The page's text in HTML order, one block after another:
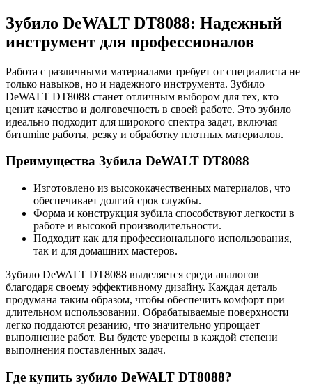
Зубило DeWALT DT8088: Надежный
инструмент для профессионалов
Работа с различными материалами требует от специалиста не
только навыков, но и надежного инструмента. Зубило
DeWALT DT8088 станет отличным выбором для тех, кто
ценит качество и долговечность в своей работе. Это зубило
идеально подходит для широкого спектра задач, включая
битumine работы, резку и обработку плотных материалов.
Преимущества Зубила DeWALT DT8088
Изготовлено из высококачественных материалов, что
обеспечивает долгий срок службы.
Форма и конструкция зубила способствуют легкости в
работе и высокой производительности.
Подходит как для профессионального использования,
так и для домашних мастеров.
Зубило DeWALT DT8088 выделяется среди аналогов
благодаря своему эффективному дизайну. Каждая деталь
продумана таким образом, чтобы обеспечить комфорт при
длительном использовании. Обрабатываемые поверхности
легко поддаются резанию, что значительно упрощает
выполнение работ. Вы будете уверены в каждой степени
выполнения поставленных задач.
Где купить зубило DeWALT DT8088?